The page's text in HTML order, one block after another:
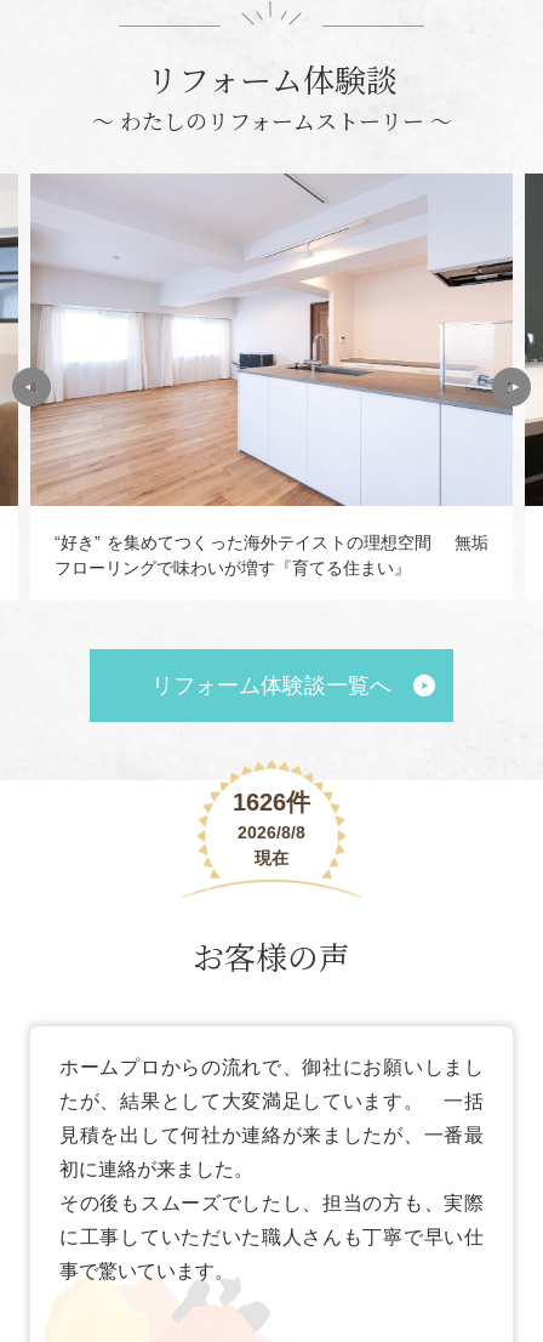
リフォーム体験談
〜 わたしのリフォームストーリー 〜
“好き” を集めてつくった海外テイストの理想空間 無垢
フローリングで味わいが増す『育てる住まい』
リフォーム体験談一覧へ
1626件
2026/8/8
現在
お客様の声
ホームプロからの流れで、御社にお願いしまし
たが、結果として大変満足しています。 一括
見積を出して何社か連絡が来ましたが、一番最
初に連絡が来ました。
その後もスムーズでしたし、担当の方も、実際
に工事していただいた職人さんも丁寧で早い仕
事で驚いています。